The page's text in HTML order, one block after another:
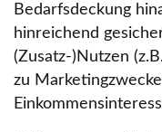
Bedarfsdeckung
hinreichend
(Zusatz-)Nutzen
zu